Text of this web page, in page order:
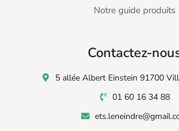
Notre guide produits
Contactez-
5 allée Albert Einstein 91700
01 60 16 34 88